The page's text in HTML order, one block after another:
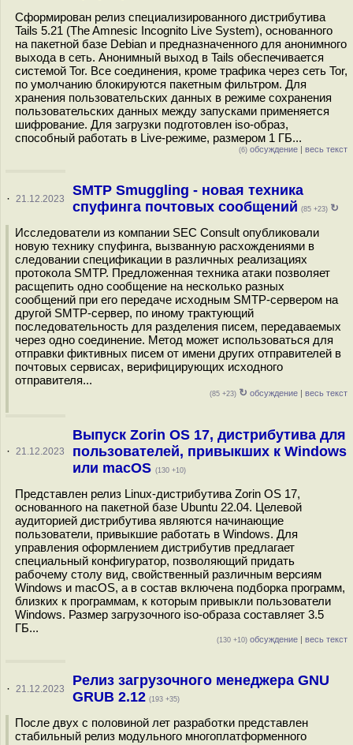
Сформирован релиз специализированного дистрибутива
Tails 5.21 (The Amnesic Incognito Live System), основанного
на пакетной базе Debian и предназначенного для анонимного
выхода в сеть. Анонимный выход в Tails обеспечивается
системой Tor. Все соединения, кроме трафика через сеть Tor,
по умолчанию блокируются пакетным фильтром. Для
хранения пользовательских данных в режиме сохранения
пользовательских данных между запусками применяется
шифрование. Для загрузки подготовлен iso-образ,
способный работать в Live-режиме, размером 1 ГБ...
(6) обсуждение | весь текст
· 21.12.2023
SMTP Smuggling - новая техника
спуфинга почтовых сообщений (85 +23) ↻
Исследователи из компании SEC Consult опубликовали
новую технику спуфинга, вызванную расхождениями в
следовании спецификации в различных реализациях
протокола SMTP. Предложенная техника атаки позволяет
расщепить одно сообщение на несколько разных
сообщений при его передаче исходным SMTP-сервером на
другой SMTP-сервер, по иному трактующий
последовательность для разделения писем, передаваемых
через одно соединение. Метод может использоваться для
отправки фиктивных писем от имени других отправителей в
почтовых сервисах, верифицирующих исходного
отправителя...
(85 +23) ↻ обсуждение | весь текст
· 21.12.2023
Выпуск Zorin OS 17, дистрибутива для
пользователей, привыкших к Windows
или macOS (130 +10)
Представлен релиз Linux-дистрибутива Zorin OS 17,
основанного на пакетной базе Ubuntu 22.04. Целевой
аудиторией дистрибутива являются начинающие
пользователи, привыкшие работать в Windows. Для
управления оформлением дистрибутив предлагает
специальный конфигуратор, позволяющий придать
рабочему столу вид, свойственный различным версиям
Windows и macOS, а в состав включена подборка программ,
близких к программам, к которым привыкли пользователи
Windows. Размер загрузочного iso-образа составляет 3.5
ГБ...
(130 +10) обсуждение | весь текст
· 21.12.2023
Релиз загрузочного менеджера GNU
GRUB 2.12 (193 +35)
После двух с половиной лет разработки представлен
стабильный релиз модульного многоплатформенного